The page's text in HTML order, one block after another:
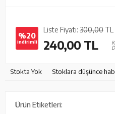
%20
indirimli
Liste Fiyatı: 300,00 TL
240,00 TL
Stokta Yok Stoklara düşünce
Ürün Etiketleri: